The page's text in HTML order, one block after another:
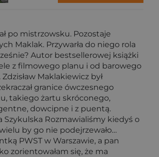
po mistrzowsku. Pozostaje
Maklak. Przywarła do niego rola
Autor bestsellerowej książki
z filmowego planu i od barowego
Maklakiewicz był
granice ówczesnego
takiego żartu skróconego,
dowcipne i z puentą.
Szykulska Rozmawialiśmy kiedyś o
by go nie podejrzewało…
PWST w Warszawie, a pan
zorientowałam się, że ma